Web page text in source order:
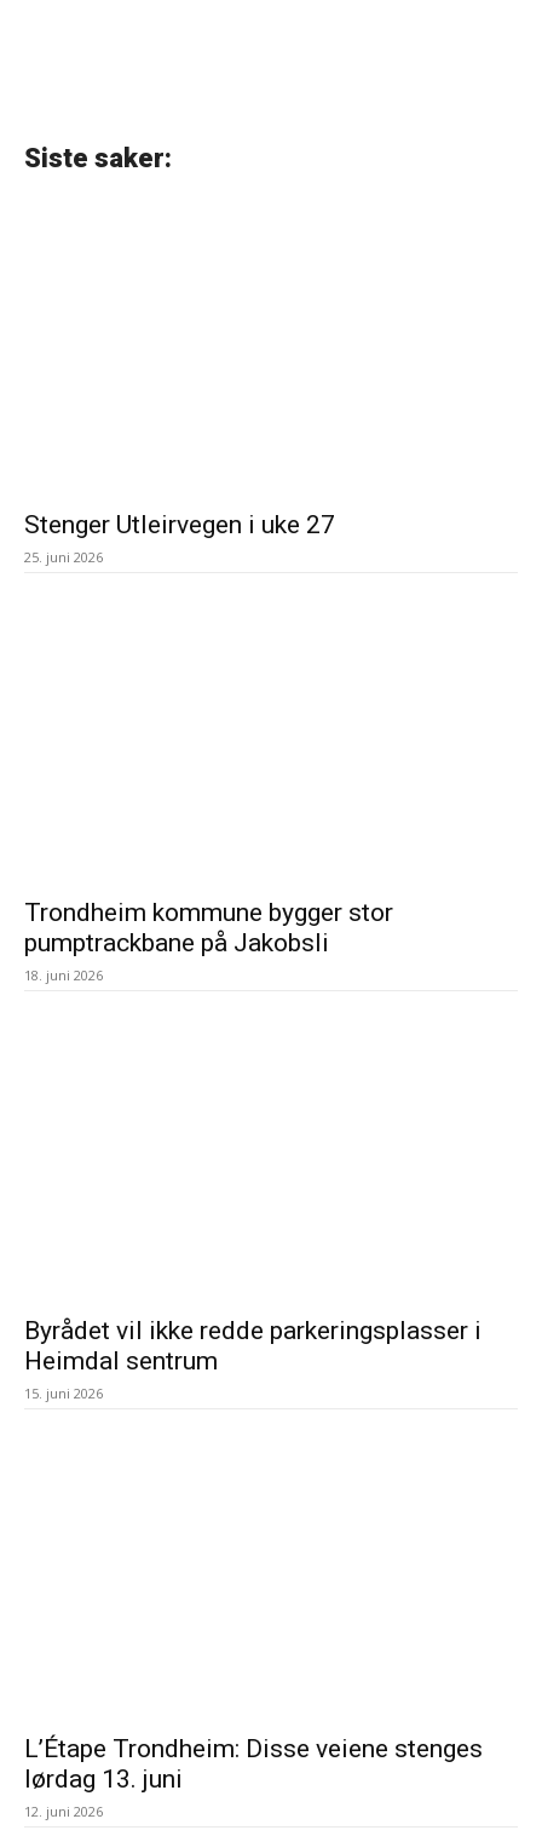
Siste saker:
Stenger Utleirvegen i uke 27
25. juni 2026
Trondheim kommune bygger stor
pumptrackbane på Jakobsli
18. juni 2026
Byrådet vil ikke redde parkeringsplasser i
Heimdal sentrum
15. juni 2026
L’Étape Trondheim: Disse veiene stenges
lørdag 13. juni
12. juni 2026